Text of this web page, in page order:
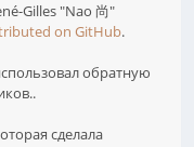
Gilles "Nao 尚"
on GitHub.
обратную
сделала